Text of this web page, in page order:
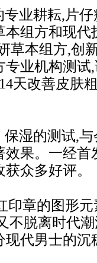
业耕耘,片
组方和现
草本组方,创
业机构测试
天改善皮肤
湿的测试,
果。一经
众多好评。
印章的图形
不脱离时代
现代男士的沉